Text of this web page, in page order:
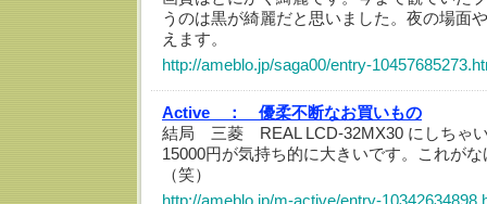
うのは黒が綺麗だと思いました。夜の場面
えます。
http://ameblo.jp/saga00/entry-
Active ：
優柔不断なお買いもの
結局 三菱 REAL LCD-32MX30 にしちゃ
15000円が気持ち的に大きいです。これが
（笑）
http://ameblo.jp/m-active/entry-